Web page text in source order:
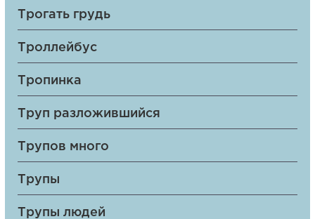
Трогать грудь
Троллейбус
Тропинка
Труп разложившийся
Трупов много
Трупы
Трупы людей